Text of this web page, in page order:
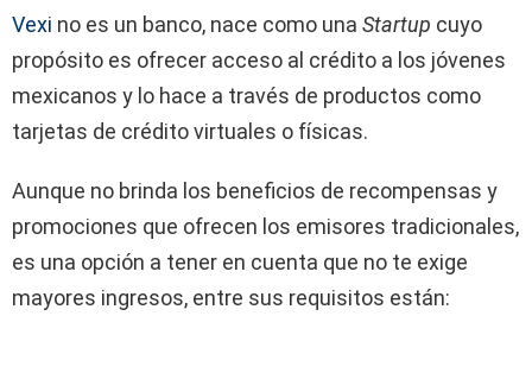
Vexi no es un banco, nace como una Startup cuyo
propósito es ofrecer acceso al crédito a los jóvenes
mexicanos y lo hace a través de productos como
tarjetas de crédito virtuales o físicas.
Aunque no brinda los beneficios de recompensas y
promociones que ofrecen los emisores tradicionales,
es una opción a tener en cuenta que no te exige
mayores ingresos, entre sus requisitos están: